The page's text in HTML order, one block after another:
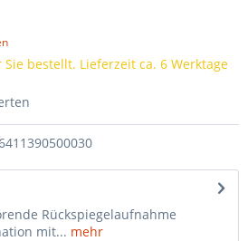
bestellt. Lieferzeit ca. 6 Werktage
Rückspiegelaufnahme
mit... mehr